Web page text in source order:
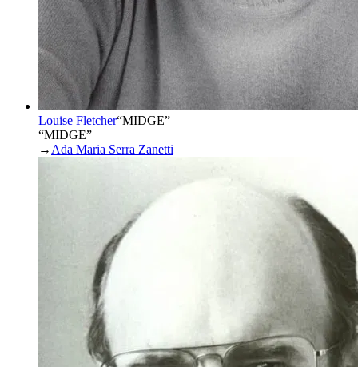
Louise Fletcher“MIDGE”
“MIDGE”
→ Ada Maria Serra Zanetti